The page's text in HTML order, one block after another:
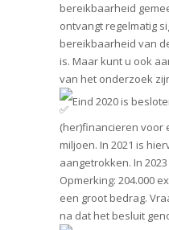
bereikbaarheid
ontvangt regelmatig
bereikbaarheid van
is. Maar kunt u ook
van het onderzoek
Eind 2020 is
(her)financieren voor
miljoen. In 2021 is
aangetrokken. In
Opmerking: 204.000
een groot bedrag.
na dat het besluit